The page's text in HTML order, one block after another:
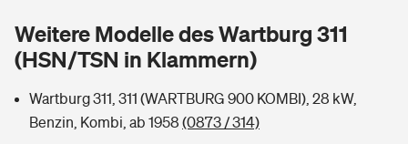
Hochwasser-Check: Wie gefährdet ist Ihr Haus?
Sie haben Fragen?
Private Cyberversicherung
Zur Übersicht
Rentenrechner: Wie viel Geld bekomme ich im Alter?
Weitere Modelle des Wartburg 311
(HSN/TSN in Klammern)
Wartburg 311, 311 (WARTBURG 900 KOMBI), 28 kW,
Benzin, Kombi, ab 1958 (0873 / 314)